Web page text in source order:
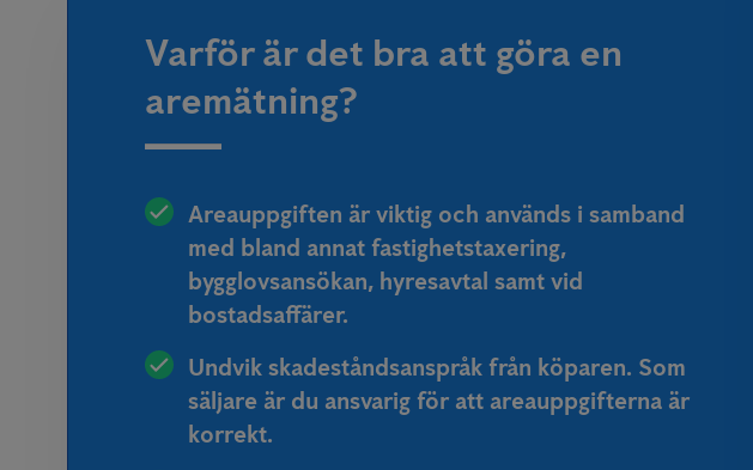
Varför är det bra att göra en
aremätning?
Areauppgiften är viktig och används i samband
med bland annat fastighetstaxering,
bygglovsansökan, hyresavtal samt vid
bostadsaffärer.
Undvik skadeståndsanspråk från köparen. Som
säljare är du ansvarig för att areauppgifterna är
korrekt.